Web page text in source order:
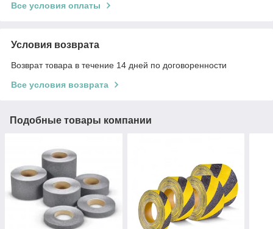
Все условия оплаты
Условия возврата
Возврат товара в течение 14 дней по договоренности
Все условия возврата
Подобные товары компании